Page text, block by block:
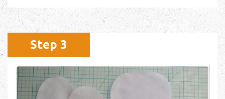
Step 3